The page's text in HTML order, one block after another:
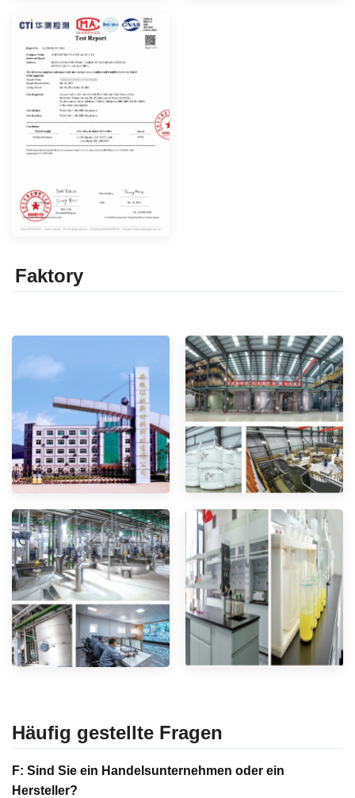
Faktory
Häufig gestellte Fragen
F: Sind Sie ein Handelsunternehmen oder ein
Hersteller?